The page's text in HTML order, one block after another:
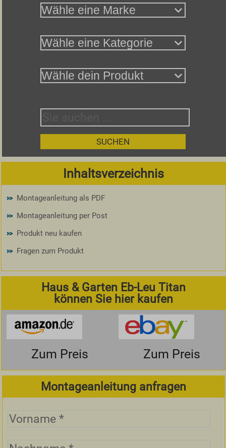
Inhaltsverzeichnis
Montageanleitung als PDF
Montageanleitung per Post
Produkt neu kaufen
Fragen zum Produkt
Haus & Garten Eb-Leu Titan
können Sie hier kaufen
Zum Preis Zum Preis
Montageanleitung anfragen